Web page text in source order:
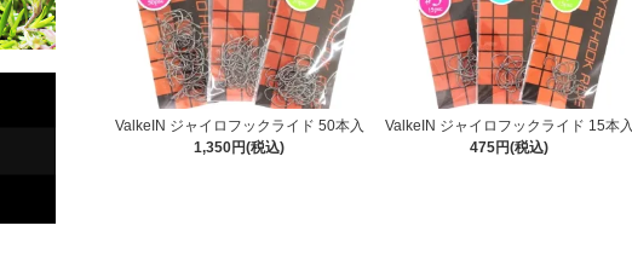
ValkeIN ジャイロフックライド 50本入
1,350円(税込)
ValkeIN ジャイロフックライド 15本入
475円(税込)